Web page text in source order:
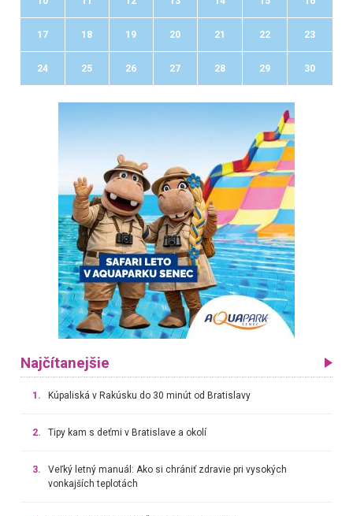
17 18 19 20 21 22 23
24 25 26 27 28 29 30
Najčítanejšie
1. Kúpaliská v Rakúsku do 30 minút od Bratislavy
2. Tipy kam s deťmi v Bratislave a okolí
3.
Veľký letný manuál: Ako si chrániť zdravie pri vysokých
vonkajších teplotách